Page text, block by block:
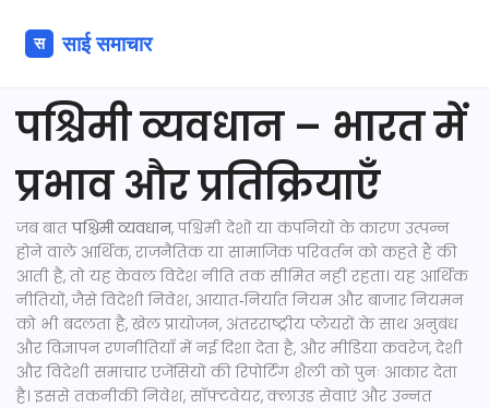
पश्चिमी व्यवधान – भारत में
प्रभाव और प्रतिक्रियाएँ
जब बातपश्चिमी व्यवधान,पश्चिमी देशों या कंपनियों के कारण उत्पन्न
होने वाले आर्थिक, राजनैतिक या सामाजिक परिवर्तन को कहते हैंकी
आती है, तो यह केवल विदेश नीति तक सीमित नहीं रहता। यह आर्थिक
नीतियों,जैसे विदेशी निवेश, आयात‑निर्यात नियम और बाजार नियमन
को भी बदलता है,खेल प्रायोजन, अंतरराष्ट्रीय प्लेयरों के साथ अनुबंध
और विज्ञापन रणनीतियाँमें नई दिशा देता है, औरमीडिया कवरेज,देशी
और विदेशी समाचार एजेंसियों की रिपोर्टिंग शैलीको पुनः आकार देता
है। इससेतकनीकी निवेश, सॉफ्टवेयर, क्लाउड सेवाएं और उन्नत